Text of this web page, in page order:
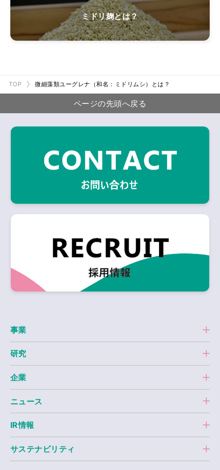
ミドリ麹とは？
ページの先頭へ戻る
TOP 微細藻類ユーグレナ（和名：ミドリムシ）とは？
事業
研究
企業
ニュース
IR情報
サステナビリティ